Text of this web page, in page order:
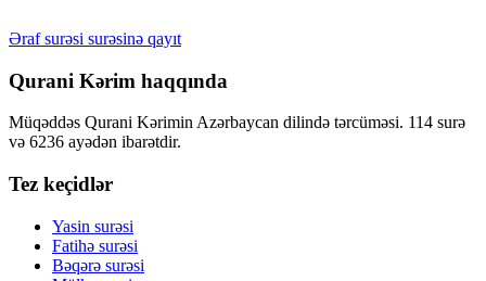
Əraf surəsi surəsinə qayıt
Qurani Kərim haqqında
Müqəddəs Qurani Kərimin Azərbaycan dilində tərcüməsi. 114 surə
və 6236 ayədən ibarətdir.
Tez keçidlər
Yasin surəsi
Fatihə surəsi
Bəqərə surəsi